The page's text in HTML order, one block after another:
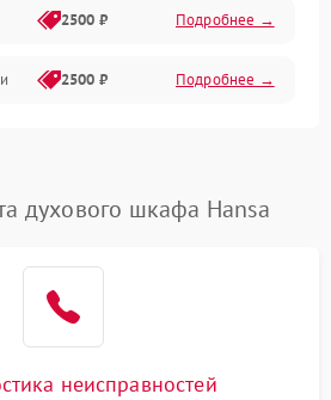
2500 ₽ Подробнее →
2500 ₽ Подробнее →
духового шкафа Hansa
неисправностей